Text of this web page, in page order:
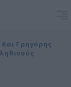
Γρηγόρης